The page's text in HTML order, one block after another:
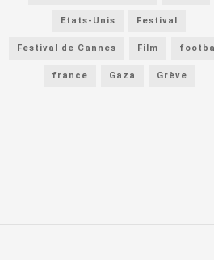
Etats-Unis Festival
Festival de Cannes Film
france Gaza Grève